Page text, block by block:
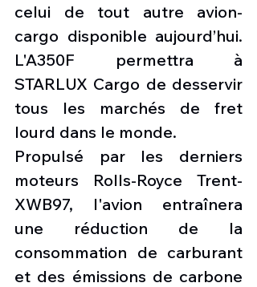
celui de tout autre avion-
cargo disponible aujourd’hui.
L'A350F permettra à
STARLUX Cargo de desservir
tous les marchés de fret
lourd dans le monde.
Propulsé par les derniers
moteurs Rolls-Royce Trent-
XWB97, l'avion entraînera
une réduction de la
consommation de carburant
et des émissions de carbone